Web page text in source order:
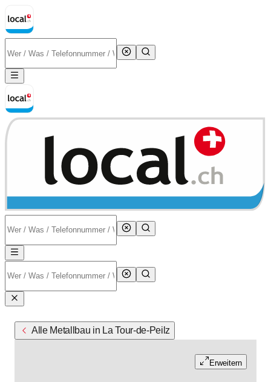
Alle Metallbau in La Tour-de-Peilz
Erweitern